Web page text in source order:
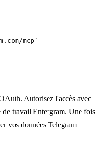
Autorisez l'accès avec
de travail Entergram. Une fois
vos données Telegram